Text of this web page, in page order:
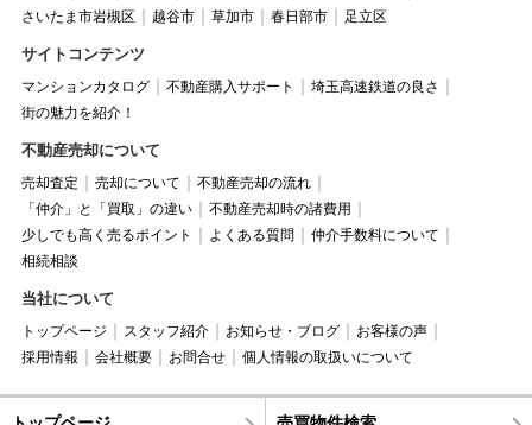
さいたま市岩槻区
越谷市 草加市 春日部市 足立区
サイトコンテンツ
マンションカタログ 不動産購入サポート
埼玉高速鉄道の良さ
街の魅力を紹介！
不動産売却について
売却査定 売却について
不動産売却の流れ
「仲介」と「買取」の違い
不動産売却時の諸費用
少しでも高く売るポイント
よくある質問
仲介手数料について
相続相談
当社について
トップページ スタッフ紹介 お知らせ・ブログ
お客様の声
採用情報
会社概要 お問合せ 個人情報の取扱いについて